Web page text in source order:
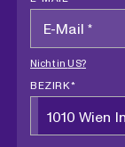
Nicht inUS?
BEZIRK *